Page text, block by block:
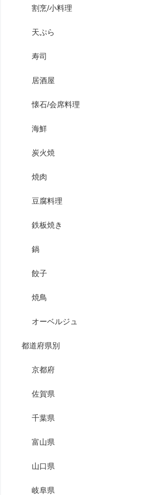
割烹/小料理
天ぷら
寿司
居酒屋
懐石/会席料理
海鮮
炭火焼
焼肉
豆腐料理
鉄板焼き
鍋
餃子
焼鳥
オーベルジュ
都道府県別
京都府
佐賀県
千葉県
富山県
山口県
岐阜県